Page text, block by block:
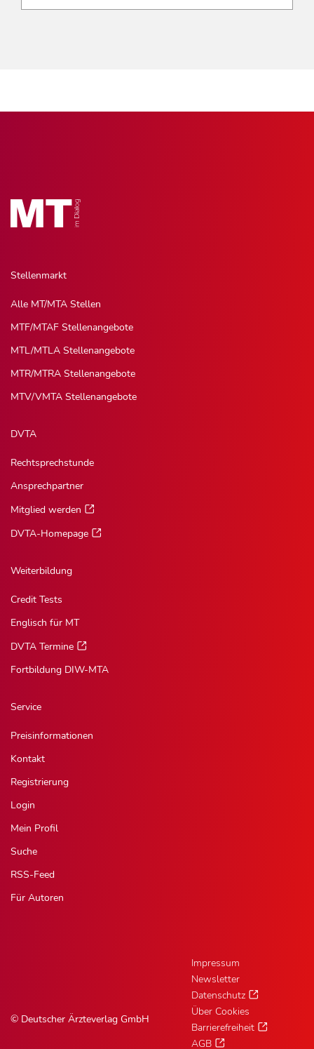
Stellenmarkt
Alle MT/MTA Stellen
MTF/MTAF Stellenangebote
MTL/MTLA Stellenangebote
MTR/MTRA Stellenangebote
MTV/VMTA Stellenangebote
DVTA
Rechtsprechstunde
Ansprechpartner
Mitglied werden
DVTA-Homepage
Weiterbildung
Credit Tests
Englisch für MT
DVTA Termine
Fortbildung DIW-MTA
Service
Preisinformationen
Kontakt
Registrierung
Login
Mein Profil
Suche
RSS-Feed
Für Autoren
© Deutscher Ärzteverlag GmbH
Impressum
Newsletter
Datenschutz
Über Cookies
Barrierefreiheit
AGB